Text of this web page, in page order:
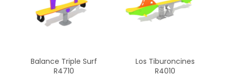
Balance Triple Surf
R4710
Los Tiburoncines
R4010